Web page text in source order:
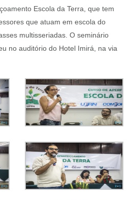
Escola da Terra, que tem
que atuam em escola do
multisseriadas. O seminário
no auditório do Hotel Imirá, na via